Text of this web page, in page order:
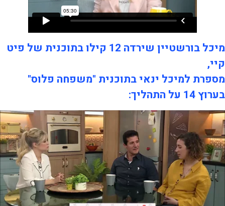
מיכל בורשטיין שירדה 12 קילו בתוכנית של פיט
קיי,
מספרת למיכל ינאי בתוכנית "משפחה פלוס"
בערוץ 14 על התהליך:​